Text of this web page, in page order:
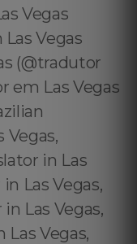
Vegas
Vegas
(@tradutor
em Las Vegas
Vegas,
in Las
Las Vegas,
Las Vegas,
Las Vegas,